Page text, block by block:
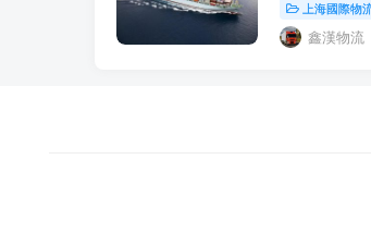
上海國際物
鑫漢物流